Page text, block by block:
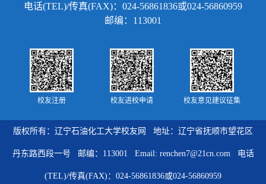
电话(TEL)/传真(FAX)：024-56861836或024-56860959
邮编：113001
校友注册 校友进校申请 校友意见建议征集
版权所有：辽宁石油化工大学校友网 地址：辽宁省抚顺市望花区
丹东路西段一号 邮编：113001 Email: renchen7@21cn.com 电话
(TEL)/传真(FAX)：024-56861836或024-56860959